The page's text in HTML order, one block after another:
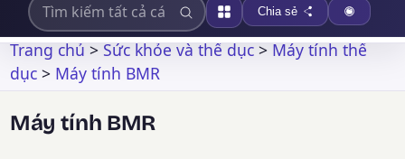
Chia sẻ
Trang chủ>Sức khỏe và thể dục>Máy tính thể
dục > Máy tính BMR
Máy tính BMR